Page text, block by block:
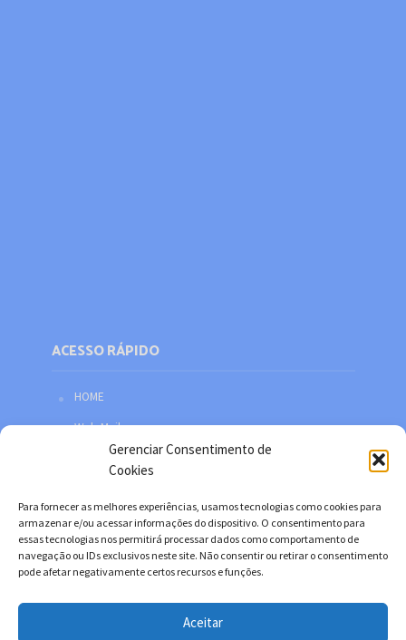
Gerenciar Consentimento de
Cookies
Para fornecer as melhores experiências, usamos tecnologias como cookies para
armazenar e/ou acessar informações do dispositivo. O consentimento para
essas tecnologias nos permitirá processar dados como comportamento de
navegação ou IDs exclusivos neste site. Não consentir ou retirar o consentimento
pode afetar negativamente certos recursos e funções.
Aceitar
ACESSO RÁPIDO
HOME
Web Mail
Política de privacidade
Facebook
Twitter
YouTube
Instagram